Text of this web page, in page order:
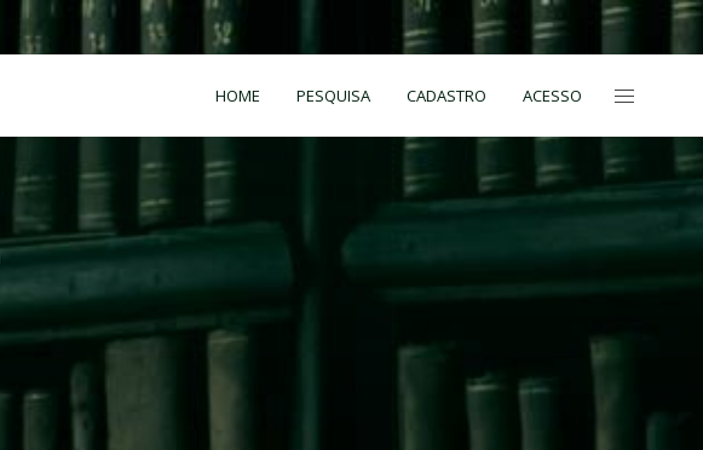
HOME PESQUISA CADASTRO ACESSO